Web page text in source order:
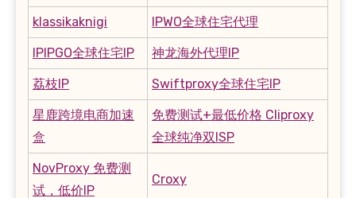
klassikaknigi IPWO全球住宅代理
IPIPGO全球住宅IP 神龙海外代理IP
荔枝IP Swiftproxy全球住宅IP
星鹿跨境电商加速
盒
免费测试+最低价格 Cliproxy
全球纯净双ISP
NovProxy 免费测
试，低价IP
Croxy